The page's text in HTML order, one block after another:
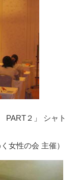
２」 シャト
女性の会 主催）